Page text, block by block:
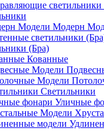
Модерн
(Бра)
Кованные
Светильники
Уличные